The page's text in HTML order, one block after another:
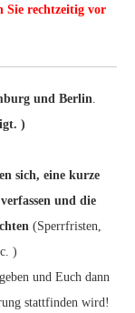
Sie rechtzeitig vor
und Berlin.
)
sich, eine kurze
und die
(Sperrfristen,
)
und Euch dann
stattfinden wird!